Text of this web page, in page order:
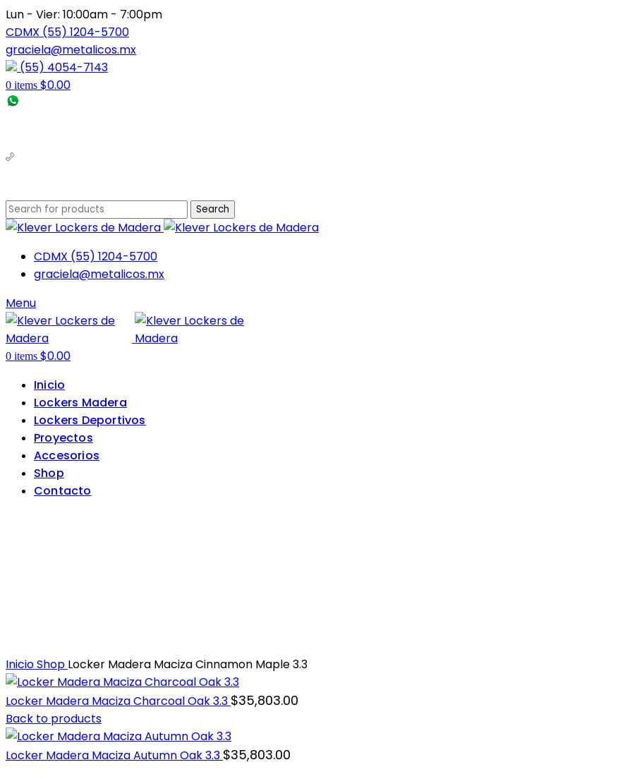
Lun - Vier: 10:00am - 7:00pm
CDMX (55) 1204-5700
graciela@metalicos.mx
(55) 4054-7143
0 items $0.00
Search
CDMX (55) 1204-5700
graciela@metalicos.mx
Menu
0 items $0.00
Inicio
Lockers Madera
Lockers Deportivos
Proyectos
Accesorios
Shop
Contacto
InicioShop Locker Madera Maciza Cinnamon Maple 3.3
Locker Madera Maciza Charcoal Oak 3.3 $35,803.00
Back to products
Locker Madera Maciza Autumn Oak 3.3 $35,803.00